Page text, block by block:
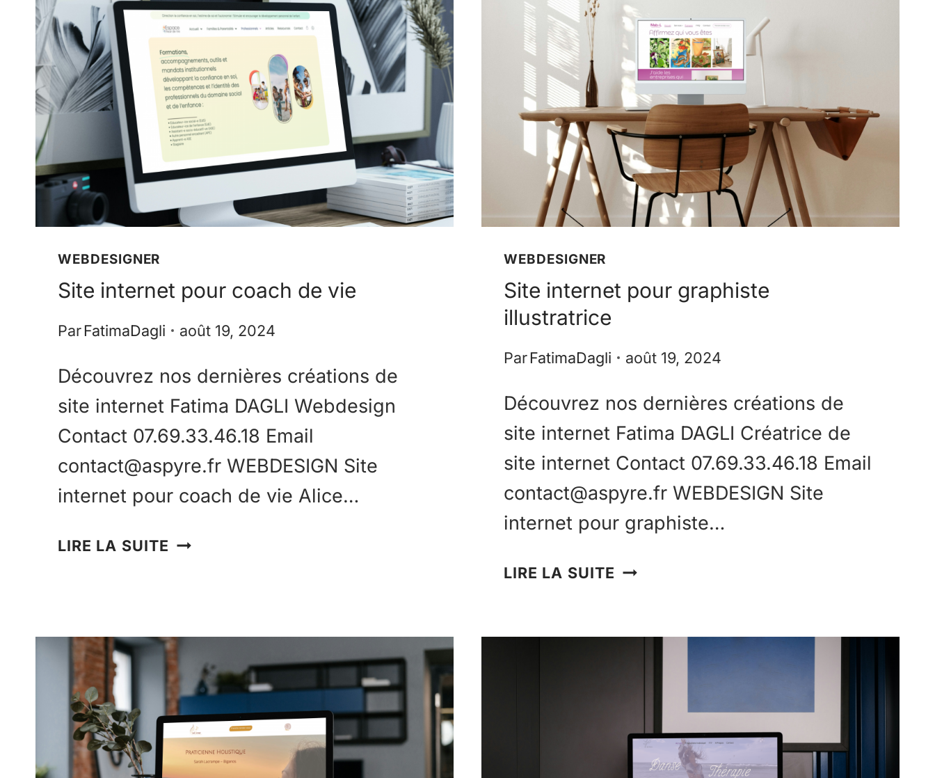
WEBDESIGNER
Site internet pour coach de vie
ParFatimaDagli août 19, 2024
Découvrez nos dernières créations de
site internet Fatima DAGLI Webdesign
Contact 07.69.33.46.18 Email
contact@aspyre.fr WEBDESIGN Site
internet pour coach de vie Alice…
LIRE LA SUITE
WEBDESIGNER
Site internet pour graphiste
illustratrice
ParFatimaDagli août 19, 2024
Découvrez nos dernières créations de
site internet Fatima DAGLI Créatrice de
site internet Contact 07.69.33.46.18 Email
contact@aspyre.fr WEBDESIGN Site
internet pour graphiste…
LIRE LA SUITE